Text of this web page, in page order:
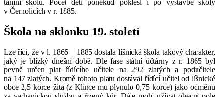
tamní školu. Počet dětí poněkud poklesl i po výstavbě školy
v Černolicích v r. 1885.
Škola na sklonku 19. století
Lze říci, že v l. 1865 – 1885 dostala líšnická škola takový charakter,
jaký je blízký dnešní době. Dle fase státní účtárny z r. 1865 byl
pevně určen plat řídícího učitele na 292 zlatých a podučitele
na 147 zlatých. Kromě tohoto platu dostával řídící učitel od líšnické
obce 2,5 korce žita (z Klínce mu plynulo 0,75 korce) jako odměnu